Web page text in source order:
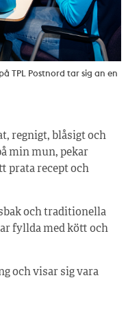
TPL Postnord tar sig an en
regnigt, blåsigt och
min mun, pekar
prata recept och
och traditionella
fyllda med kött och
och visar sig vara